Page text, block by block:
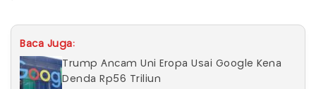
Baca Juga:
Trump Ancam Uni Eropa Usai Google Kena
Denda Rp56 Triliun